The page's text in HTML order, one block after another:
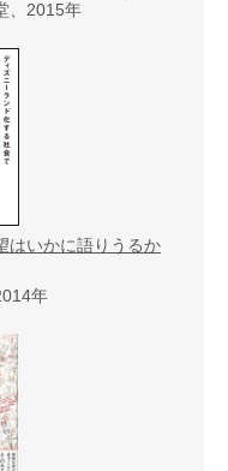
、2015年
はいかに語りうるか
年